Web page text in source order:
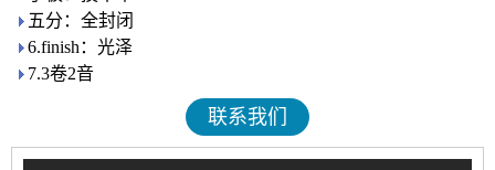
五分：全封闭
6.finish：光泽
7.3卷2音
联系我们